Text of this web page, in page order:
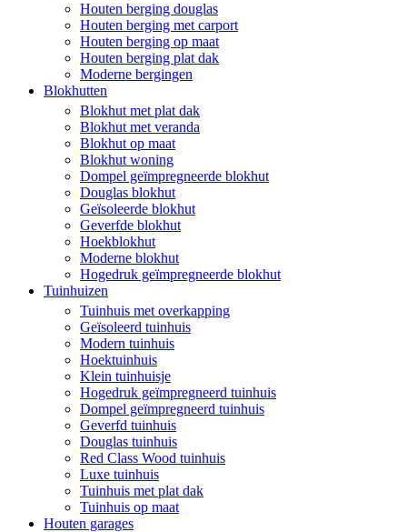
Houten berging douglas
Houten berging met carport
Houten berging op maat
Houten berging plat dak
Moderne bergingen
Blokhutten
Blokhut met plat dak
Blokhut met veranda
Blokhut op maat
Blokhut woning
Dompel geïmpregneerde blokhut
Douglas blokhut
Geïsoleerde blokhut
Geverfde blokhut
Hoekblokhut
Moderne blokhut
Hogedruk geïmpregneerde blokhut
Tuinhuizen
Tuinhuis met overkapping
Geïsoleerd tuinhuis
Modern tuinhuis
Hoektuinhuis
Klein tuinhuisje
Hogedruk geïmpregneerd tuinhuis
Dompel geïmpregneerd tuinhuis
Geverfd tuinhuis
Douglas tuinhuis
Red Class Wood tuinhuis
Luxe tuinhuis
Tuinhuis met plat dak
Tuinhuis op maat
Houten garages